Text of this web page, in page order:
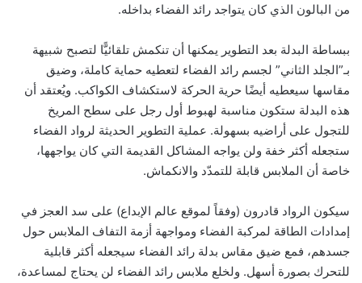
من البالون الذي كان يتواجد رائد الفضاء بداخله.
ببساطة البدلة بعد التطوير يمكنها أن تنكمش تلقائيًّا لتصبح شبيهة
بـ”الجلد الثاني” لجسم رائد الفضاء لتعطيه حماية كاملة، وضيق
مقاسها سيعطيه أيضًا حرية الحركة لاستكشاف الكواكب. ويُعتقد أن
هذه البدلة ستكون مناسبة لهبوط أول رجل على سطح المريخ
للتجول على أراضيه بسهولة. عملية التطوير الحديثة لرواد الفضاء
ستجعله أكثر خفة ولن يواجه المشاكل القديمة التي كان يواجهها،
خاصة أن الملابس قابلة للتمدّد والانكماش.
سيكون الرواد قادرون (وفقاً لموقع عالم الإبداع) على سد العجز في
إمدادات الطاقة لمركبة الفضاء ومواجهة أزمة التفاف الملابس حول
جسدهم، فمع ضيق مقاس بدلة رائد الفضاء سيجعله أكثر قابلية
للتحرك بصورة أسهل. ولخلع ملابس رائد الفضاء لن يحتاج لمساعدة،